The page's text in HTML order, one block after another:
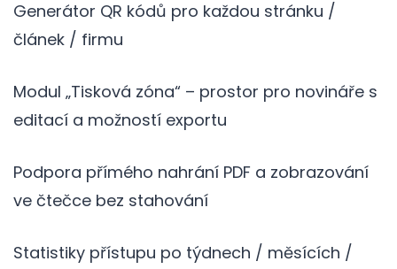
Generátor QR kódů pro každou stránku /
článek / firmu
Modul „Tisková zóna“ – prostor pro novináře s
editací a možností exportu
Podpora přímého nahrání PDF a zobrazování
ve čtečce bez stahování
Statistiky přístupu po týdnech / měsících /